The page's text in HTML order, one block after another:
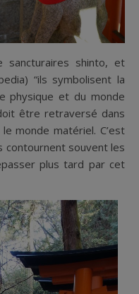
shinto, et
“ils symbolisent la
physique et du monde
être retraversé dans
monde matériel. C’est
contournent souvent les
plus tard par cet